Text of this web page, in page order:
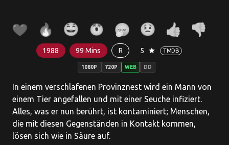
1988 99 Mins R 5 star TMDB
1080P 720P WEB DD
In einem verschlafenen Provinznest wird ein Mann von
einem Tier angefallen und mit einer Seuche infiziert.
Alles, was er nun berührt, ist kontaminiert; Menschen,
die mit diesen Gegenständen in Kontakt kommen,
lösen sich wie in Säure auf.